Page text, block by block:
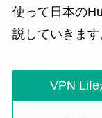
使って日本の
説していきます
VPN